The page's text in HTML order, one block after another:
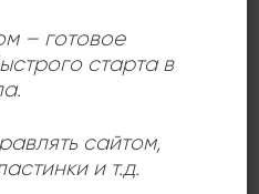
Tom Northcot
Very Good (VG)
– готовое
старта в
сайтом,
и т.д.